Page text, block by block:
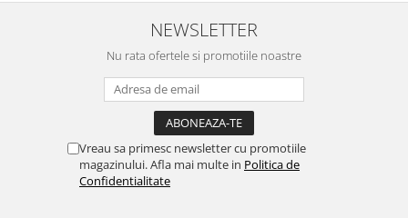
NEWSLETTER
Nu rata ofertele si promotiile noastre
Vreau sa primesc newsletter cu promotiile
magazinului. Afla mai multe in Politica de
Confidentialitate